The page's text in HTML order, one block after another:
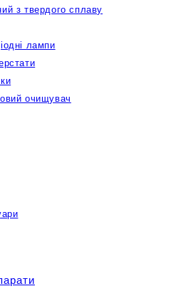
з твердого сплаву
лампи
очищувач